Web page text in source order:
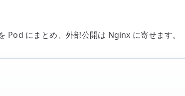
にまとめ、外部公開は Nginx に寄せます。